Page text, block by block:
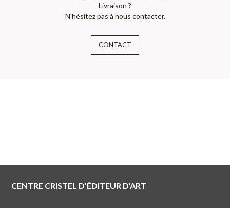
Livraison ?
N'hésitez pas à nous contacter.
CONTACT
CENTRE CRISTEL D’ÉDITEUR D’ART